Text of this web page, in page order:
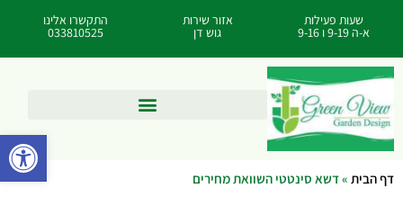
פתח
שעות פעילות
א-ה 9-19 ו 9-16
אזור שירות
גוש דן
התקשרו אלינו
033810525
דף הבית »דשא סינטטי השוואת מחירים